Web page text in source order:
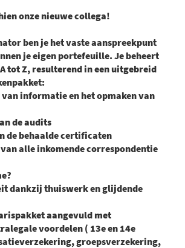
onze nieuwe collega!
ben je het vaste aanspreekpunt
je eigen portefeuille. Je beheert
tot Z, resulterend in een uitgebreid
informatie en het opmaken van
de audits
de behaalde certificaten
alle inkomende correspondentie
dankzij thuiswerk en glijdende
aangevuld met
voordelen ( 13e en 14e
groepsverzekering,